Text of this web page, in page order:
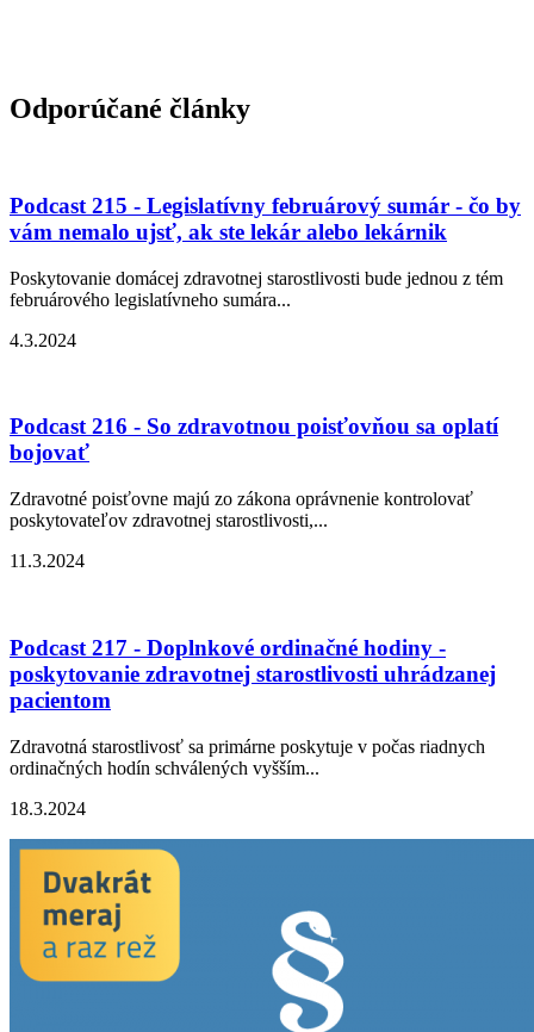
Odporúčané články
Podcast 215 - Legislatívny februárový sumár - čo by
vám nemalo ujsť, ak ste lekár alebo lekárnik
Poskytovanie domácej zdravotnej starostlivosti bude jednou z tém
februárového legislatívneho sumára...
4.3.2024
Podcast 216 - So zdravotnou poisťovňou sa oplatí
bojovať
Zdravotné poisťovne majú zo zákona oprávnenie kontrolovať
poskytovateľov zdravotnej starostlivosti,...
11.3.2024
Podcast 217 - Doplnkové ordinačné hodiny -
poskytovanie zdravotnej starostlivosti uhrádzanej
pacientom
Zdravotná starostlivosť sa primárne poskytuje v počas riadnych
ordinačných hodín schválených vyšším...
18.3.2024